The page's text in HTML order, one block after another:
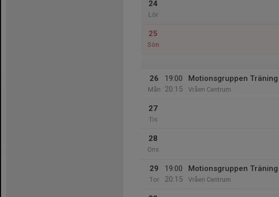
24
Lör
25
Sön
26
Mån
19:00
20:15
Motionsgruppen Träning
Vråen Centrum
27
Tis
28
Ons
29
Tor
19:00
20:15
Motionsgruppen Träning
Vråen Centrum